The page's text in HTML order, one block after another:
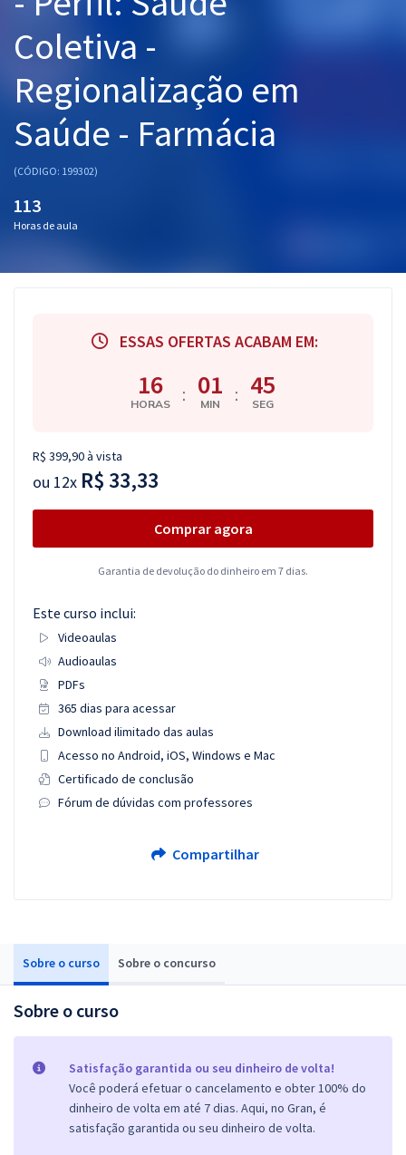
Pós
Graduação
OAB
Mentorias
Conteúdo gratuito
Atendimento
Coletiva -
Regionalização em
Saúde - Farmácia
(CÓDIGO: 199302)
113
Horas de aula
Sobre o curso Sobre o concurso
Sobre o curso
Satisfação garantida ou seu dinheiro de volta!
Você poderá efetuar o cancelamento e obter 100% do
dinheiro de volta em até 7 dias. Aqui, no Gran, é
satisfação garantida ou seu dinheiro de volta.
ESSAS OFERTAS ACABAM EM:
16
HORAS : 01
MIN : 44
SEG
R$ 399,90 à vista
ou 12x R$ 33,33
Comprar agora
Garantia de devolução do dinheiro em 7 dias.
Este curso inclui:
Videoaulas
Audioaulas
PDFs
365 dias para acessar
Download ilimitado das aulas
Acesso no Android, iOS, Windows e Mac
Certificado de conclusão
Fórum de dúvidas com professores
Compartilhar